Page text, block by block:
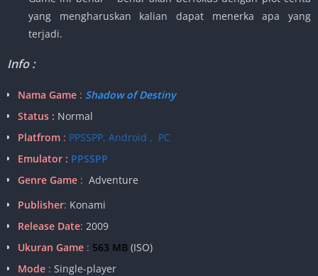
yang mengharuskan kalian dapat menerka apa yang
terjadi.
Info :
Nama Game : Shadow of Destiny
Status : Normal
Platfrom : PPSSPP, Android , PC
Emulator : PPSSPP
Genre Game : Adventure
Publisher: Konami
Release Date: 2009
Ukuran Game : 563 MB (ISO)
Mode : Single-player